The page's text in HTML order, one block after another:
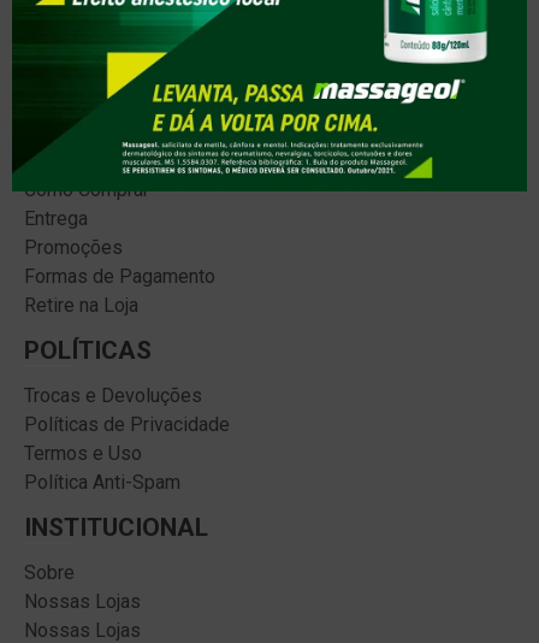
Aferir Pressão
Colocação de Brinco
Testes Covid-19
AJUDA
Como Comprar
Entrega
Promoções
Formas de Pagamento
Retire na Loja
POLÍTICAS
Trocas e Devoluções
Políticas de Privacidade
Termos e Uso
Política Anti-Spam
INSTITUCIONAL
Sobre
Nossas Lojas
Nossas Lojas